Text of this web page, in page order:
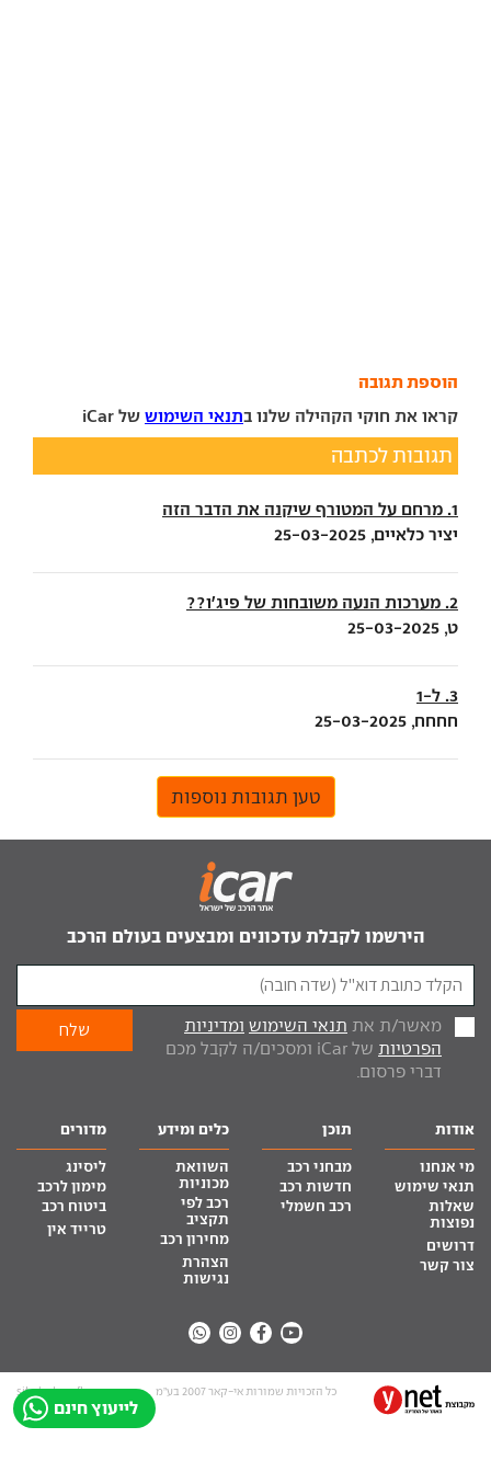
הוספת תגובה
קראו את חוקי הקהילה שלנו בתנאי השימוש של iCar
תגובות לכתבה
1. מרחם על המטורף שיקנה את הדבר הזה
יציר כלאיים, 25-03-2025
2. מערכות הנעה משובחות של פיג׳ו??
ט, 25-03-2025
3. ל-1
חחחח, 25-03-2025
טען תגובות נוספות
לייעוץ חינם
הירשמו לקבלת עדכונים ומבצעים בעולם הרכב
מאשר/ת את תנאי השימוש ומדיניות
הפרטיות
של iCar ומסכים/ה לקבל מכם
דברי פרסום.
אודות
מי אנחנו
תנאי שימוש
שאלות
נפוצות
דרושים
צור קשר
תוכן
מבחני רכב
חדשות רכב
רכב חשמלי
כלים ומידע
השוואת
מכוניות
רכב לפי
תקציב
מחירון רכב
הצהרת
נגישות
מדורים
ליסינג
מימון לרכב
ביטוח רכב
טרייד אין
כל הזכויות שמורות אי-קאר 2007 בע”מ site by tq.soft